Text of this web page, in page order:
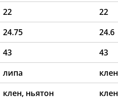
22
22
24.75
24.6
43
43
липа
клен
клен, ньятон
клен